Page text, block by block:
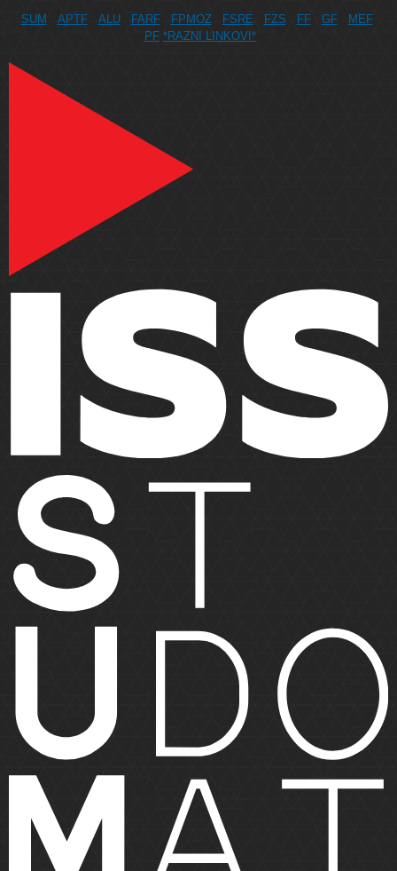
SUM APTF ALU FARF FPMOZ FSRE FZS FF GF
MEF
PF *RAZNI LINKOVI*